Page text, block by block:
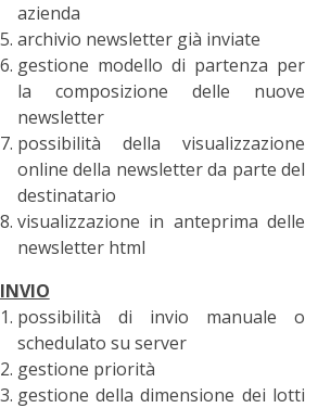
azienda
archivio newsletter già inviate
gestione modello di partenza per
la composizione delle nuove
newsletter
possibilità della visualizzazione
online della newsletter da parte del
destinatario
visualizzazione in anteprima delle
newsletter html
INVIO
possibilità di invio manuale o
schedulato su server
gestione priorità
gestione della dimensione dei lotti